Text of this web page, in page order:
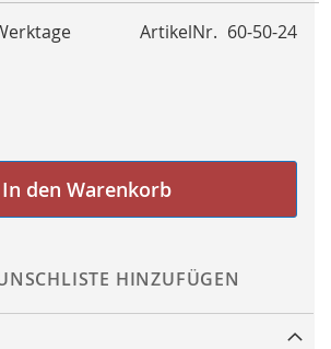
ArtikelNr. 60-50-24
In den Warenkorb
HINZUFÜGEN